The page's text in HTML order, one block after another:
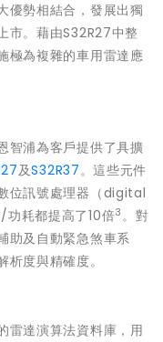
優勢相結合，發展出獨
市。藉由S32R27中整
極為複雜的車用雷達應
智浦為客戶提供了具擴
及S32R37。這些元件
位訊號處理器（digital
耗都提高了10倍3 。對
助及自動緊急煞車系
度與精確度。
雷達演算法資料庫，用